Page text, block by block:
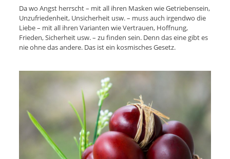
Da wo Angst herrscht – mit all ihren Masken wie Getriebensein,
Unzufriedenheit, Unsicherheit usw. – muss auch irgendwo die
Liebe – mit all ihren Varianten wie Vertrauen, Hoffnung,
Frieden, Sicherheit usw. – zu finden sein. Denn das eine gibt es
nie ohne das andere. Das ist ein kosmisches Gesetz.